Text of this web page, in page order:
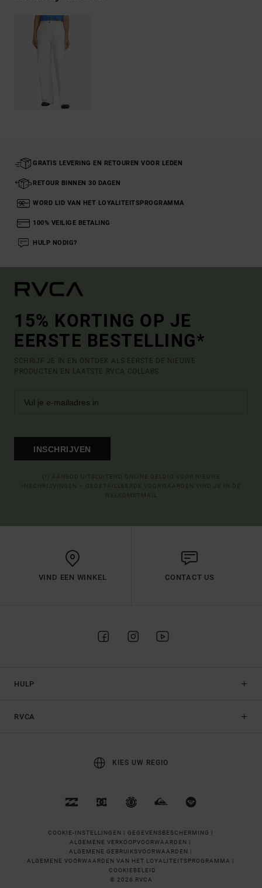
GRATIS LEVERING EN RETOUREN VOOR LEDEN
RETOUR BINNEN 30 DAGEN
WORD LID VAN HET LOYALITEITSPROGRAMMA
100% VEILIGE BETALING
HULP NODIG?
15% KORTING OP JE
EERSTE BESTELLING*
SCHRIJF JE IN EN ONTDEK ALS EERSTE DE NIEUWE
PRODUCTEN EN LAATSTE RVCA COLLABS.
INSCHRIJVEN
VIND EEN WINKEL CONTACT US
HULP
RVCA
KIES UW REGIO
COOKIE-INSTELLINGEN | GEGEVENSBESCHERMING |
ALGEMENE VERKOOPVOORWAARDEN |
ALGEMENE GEBRUIKSVOORWAARDEN |
ALGEMENE VOORWAARDEN VAN HET LOYALITEITSPROGRAMMA |
COOKIEBELEID
© 2026 RVCA